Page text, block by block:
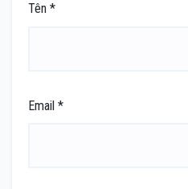
Tên *
Email *